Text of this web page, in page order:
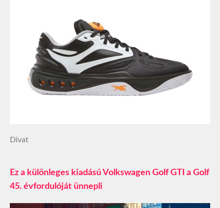
Divat
Ez a különleges kiadású Volkswagen Golf GTI a Golf
45. évfordulóját ünnepli